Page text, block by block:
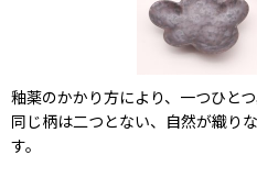
釉薬のかかり方により、一つひと
同じ柄は二つとない、自然が織り
す。